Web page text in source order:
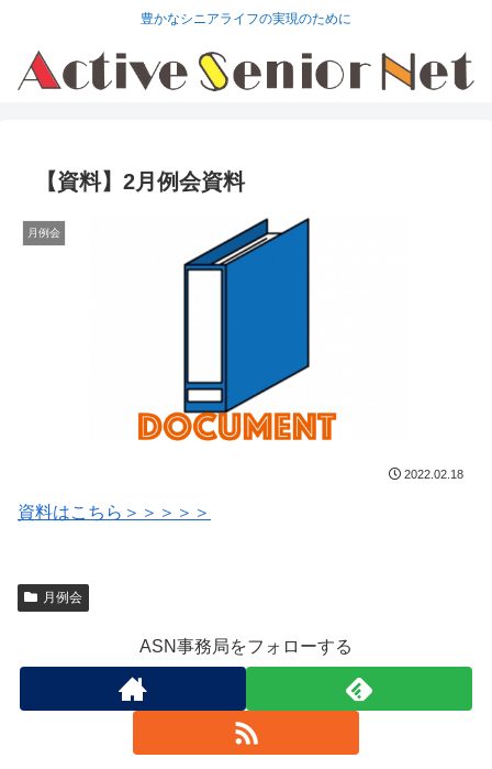
豊かなシニアライフの実現のために
【資料】2月例会資料
月例会
2022.02.18
資料はこちら＞＞＞＞＞
月例会
ASN事務局をフォローする